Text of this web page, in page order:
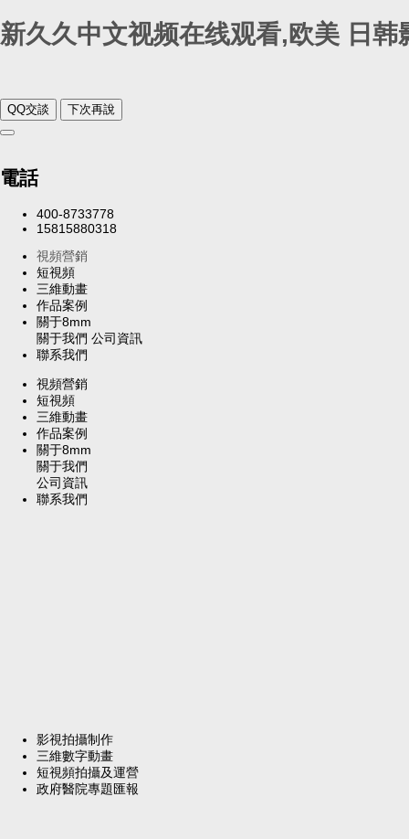
新久久中文视频在线观看,欧美 日
QQ交談 下次再說
電話
400-8733778
15815880318
視頻營銷
短視頻
三維動畫
作品案例
關于8mm
關于我們 公司資訊
聯系我們
視頻營銷
短視頻
三維動畫
作品案例
關于8mm
關于我們
公司資訊
聯系我們
影視拍攝制作
三維數字動畫
短視頻拍攝及運營
政府醫院專題匯報